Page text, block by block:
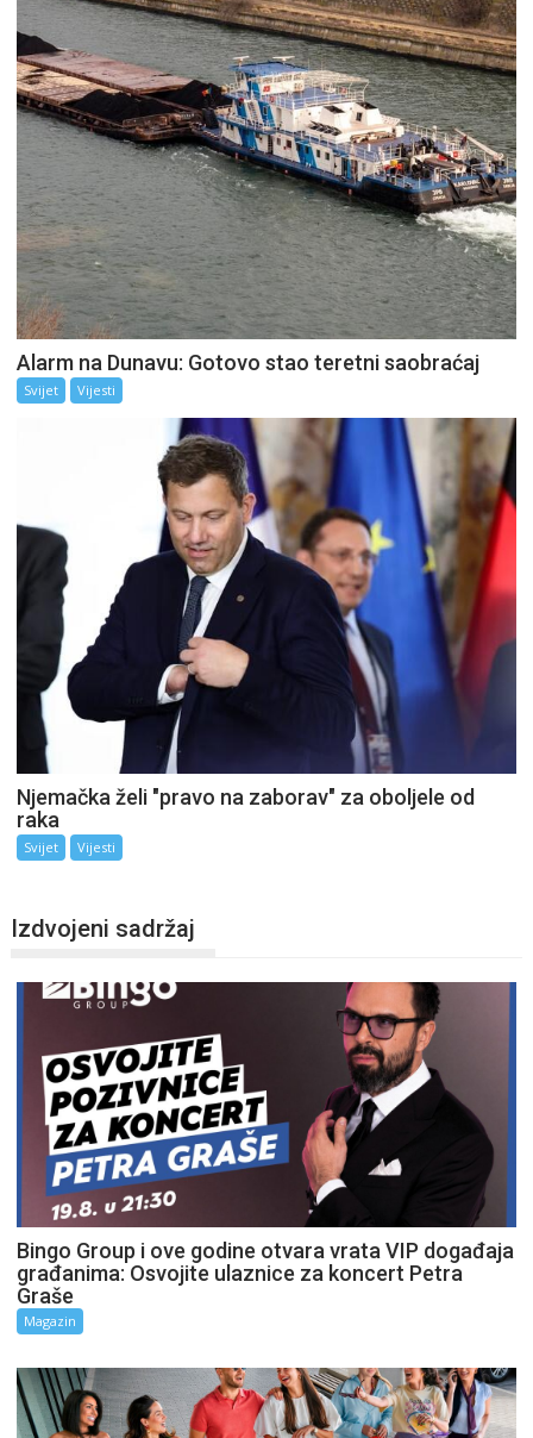
Alarm na Dunavu: Gotovo stao teretni saobraćaj
Svijet Vijesti
Njemačka želi "pravo na zaborav" za oboljele od
raka
Svijet Vijesti
Izdvojeni sadržaj
Bingo Group i ove godine otvara vrata VIP događaja
građanima: Osvojite ulaznice za koncert Petra
Graše
Magazin